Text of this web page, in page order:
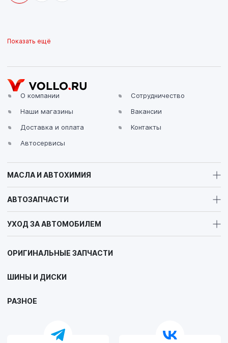
Показать ещё
О компании
Наши магазины
Доставка и оплата
Автосервисы
Сотрудничество
Вакансии
Контакты
МАСЛА И АВТОХИМИЯ
АВТОЗАПЧАСТИ
УХОД ЗА АВТОМОБИЛЕМ
ОРИГИНАЛЬНЫЕ ЗАПЧАСТИ
ШИНЫ И ДИСКИ
РАЗНОЕ